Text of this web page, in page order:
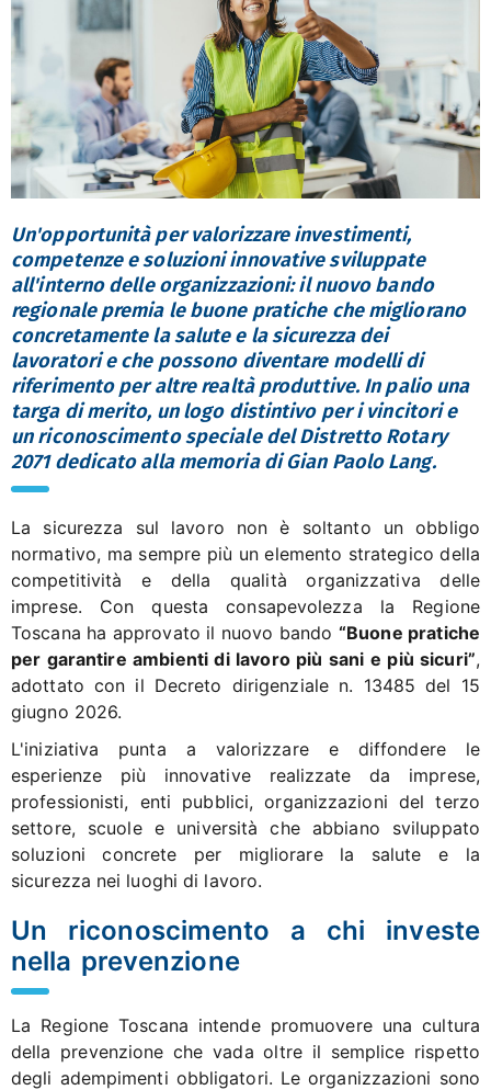
Un'opportunità per valorizzare investimenti,
competenze e soluzioni innovative sviluppate
all'interno delle organizzazioni: il nuovo bando
regionale premia le buone pratiche che migliorano
concretamente la salute e la sicurezza dei
lavoratori e che possono diventare modelli di
riferimento per altre realtà produttive. In palio una
targa di merito, un logo distintivo per i vincitori e
un riconoscimento speciale del Distretto Rotary
2071 dedicato alla memoria di Gian Paolo Lang.
La sicurezza sul lavoro non è soltanto un obbligo
normativo, ma sempre più un elemento strategico della
competitività e della qualità organizzativa delle
imprese. Con questa consapevolezza la Regione
Toscana ha approvato il nuovo bando“Buone pratiche
per garantire ambienti di lavoro più sani e più sicuri”,
adottato con il Decreto dirigenziale n. 13485 del 15
giugno 2026.
L'iniziativa punta a valorizzare e diffondere le
esperienze più innovative realizzate da imprese,
professionisti, enti pubblici, organizzazioni del terzo
settore, scuole e università che abbiano sviluppato
soluzioni concrete per migliorare la salute e la
sicurezza nei luoghi di lavoro.
Un riconoscimento a chi investe
nella prevenzione
La Regione Toscana intende promuovere una cultura
della prevenzione che vada oltre il semplice rispetto
degli adempimenti obbligatori. Le organizzazioni sono